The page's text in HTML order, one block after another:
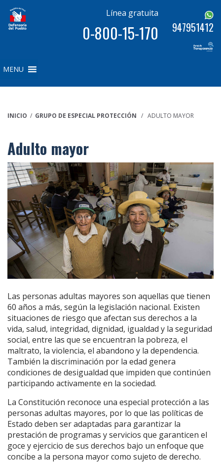
Línea gratuita
0-800-15-170 947951412
MENU
INICIO / GRUPO DE ESPECIAL PROTECCIÓN / ADULTO MAYOR
Adulto mayor
Las personas adultas mayores son aquellas que tienen
60 años a más, según la legislación nacional. Existen
situaciones de riesgo que afectan sus derechos a la
vida, salud, integridad, dignidad, igualdad y la seguridad
social, entre las que se encuentran la pobreza, el
maltrato, la violencia, el abandono y la dependencia.
También la discriminación por la edad genera
condiciones de desigualdad que impiden que continúen
participando activamente en la sociedad.
La Constitución reconoce una especial protección a las
personas adultas mayores, por lo que las políticas de
Estado deben ser adaptadas para garantizar la
prestación de programas y servicios que garanticen el
goce y ejercicio de sus derechos bajo un enfoque que
concibe a la persona mayor como sujeto de derecho.